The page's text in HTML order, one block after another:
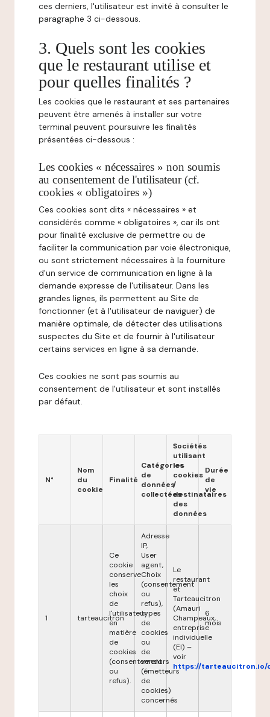
ces derniers, l'utilisateur est invité à consulter le
paragraphe 3 ci-dessous.
3. Quels sont les cookies
que le restaurant utilise et
pour quelles finalités ?
Les cookies que le restaurant et ses partenaires
peuvent être amenés à installer sur votre
terminal peuvent poursuivre les finalités
présentées ci-dessous :
Les cookies « nécessaires » non soumis
au consentement de l'utilisateur (cf.
cookies « obligatoires »)
Ces cookies sont dits « nécessaires » et
considérés comme « obligatoires », car ils ont
pour finalité exclusive de permettre ou de
faciliter la communication par voie électronique,
ou sont strictement nécessaires à la fourniture
d'un service de communication en ligne à la
demande expresse de l'utilisateur. Dans les
grandes lignes, ils permettent au Site de
fonctionner (et à l'utilisateur de naviguer) de
manière optimale, de détecter des utilisations
suspectes du Site et de fournir à l'utilisateur
certains services en ligne à sa demande.
Ces cookies ne sont pas soumis au
consentement de l'utilisateur et sont installés
par défaut.
N°
Nom
du
cookie
Finalité
Catégories
de
données
collectées
Sociétés
utilisant
les
cookies
/
destinataires
des
données
Durée
de
vie
1 tarteaucitron
Ce
cookie
conserve
les
choix
de
l'utilisateur
en
matière
de
cookies
(consentement
ou
refus).
Adresse
IP,
User
agent,
Choix
(consentement
ou
refus),
types
de
cookies
ou
de
vendors
(émetteurs
de
cookies)
concernés
Le
restaurant
et
Tarteaucitron
(Amauri
Champeaux,
entreprise
individuelle
(EI) –
voir
https://tarteaucitron.io/
6
mois